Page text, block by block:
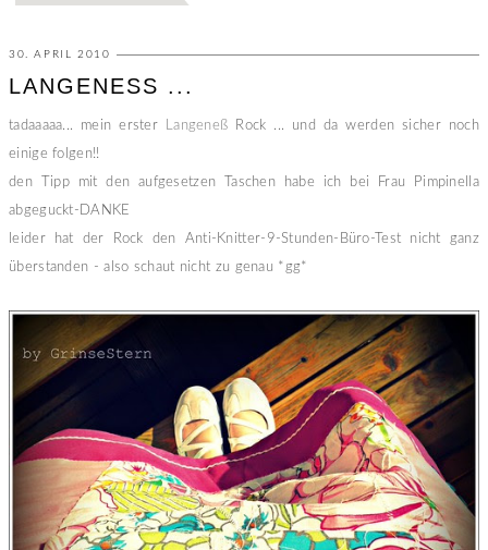
30. APRIL 2010
LANGENESS ...
tadaaaaa... mein erster Langeneß Rock ... und da werden sicher noch
einige folgen!!
den Tipp mit den aufgesetzen Taschen habe ich bei Frau Pimpinella
abgeguckt-DANKE
leider hat der Rock den Anti-Knitter-9-Stunden-Büro-Test nicht ganz
überstanden - also schaut nicht zu genau *gg*